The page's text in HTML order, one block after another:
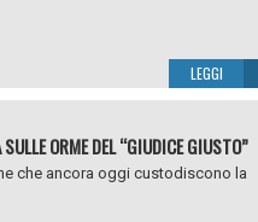
LEGGI
ORME DEL “GIUDICE GIUSTO”
che ancora oggi custodiscono la